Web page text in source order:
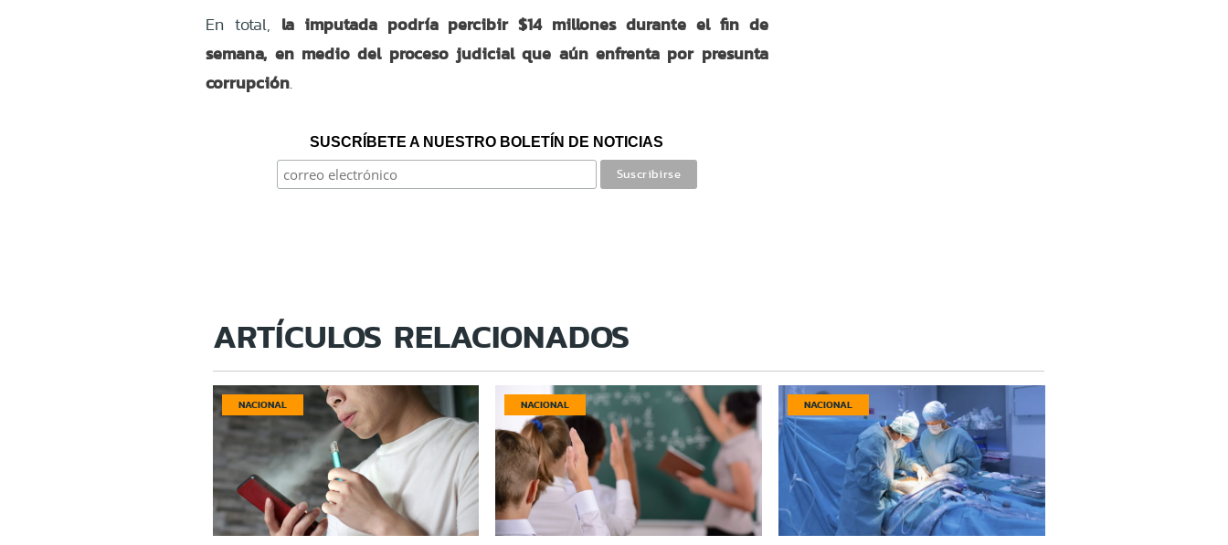
En total, la imputada podría percibir $14 millones durante el fin de
semana, en medio del proceso judicial que aún enfrenta por presunta
corrupción.
SUSCRÍBETE A NUESTRO BOLETÍN DE NOTICIAS
ARTÍCULOS RELACIONADOS
NACIONAL NACIONAL NACIONAL